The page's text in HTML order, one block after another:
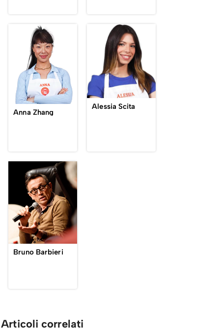
Anna Zhang
Alessia Scita
Bruno Barbieri
Articoli correlati